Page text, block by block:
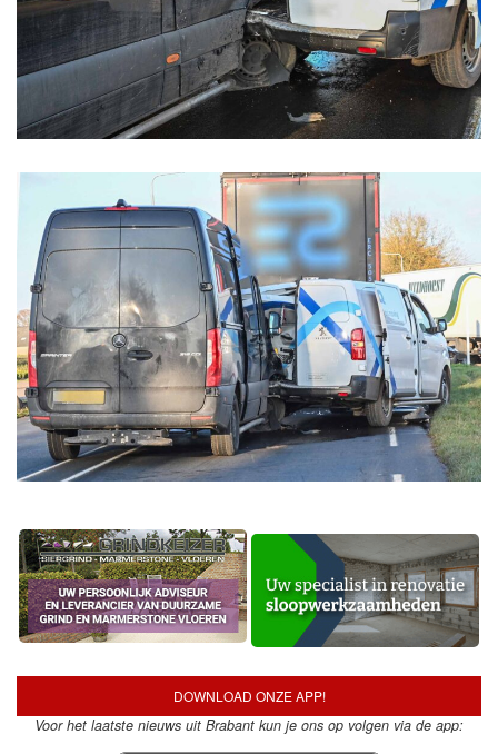
DOWNLOAD ONZE APP!
Voor het laatste nieuws uit Brabant kun je ons op volgen via de app: